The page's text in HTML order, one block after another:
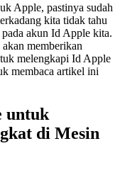
Apple, pastinya sudah
kita tidak tahu
akun Id Apple kita.
memberikan
melengkapi Id Apple
membaca artikel ini
untuk
di Mesin